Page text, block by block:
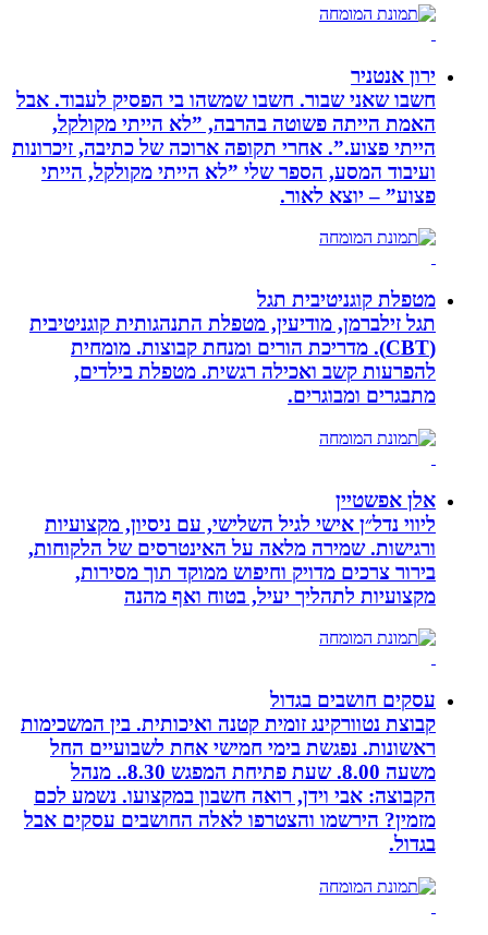
ירון אנטניר
חשבו שאני שבור. חשבו שמשהו בי הפסיק לעבוד. אבל
האמת הייתה פשוטה בהרבה, ”לא הייתי מקולקל,
הייתי פצוע.”. אחרי תקופה ארוכה של כתיבה, זיכרונות
ועיבוד המסע, הספר שלי ”לא הייתי מקולקל, הייתי
פצוע” – יוצא לאור.
מטפלת קוגניטיבית תגל
תגל זילברמן, מודיעין, מטפלת התנהגותית קוגניטיבית
(CBT). מדריכת הורים ומנחת קבוצות. מומחית
להפרעות קשב ואכילה רגשית. מטפלת בילדים,
מתבגרים ומבוגרים.
אלן אפשטיין
ליווי נדל״ן אישי לגיל השלישי, עם ניסיון, מקצועיות
ורגישות. שמירה מלאה על האינטרסים של הלקוחות,
בירור צרכים מדויק וחיפוש ממוקד תוך מסירות,
מקצועיות לתהליך יעיל, בטוח ואף מהנה
עסקים חושבים בגדול
קבוצת נטוורקינג זומית קטנה ואיכותית. בין המשכימות
ראשונות. נפגשת בימי חמישי אחת לשבועיים החל
משעה 8.00. שעת פתיחת המפגש 8.30.. מנהל
הקבוצה: אבי וידן, רואה חשבון במקצועו. נשמע לכם
מזמין? הירשמו והצטרפו לאלה החושבים עסקים אבל
בגדול.